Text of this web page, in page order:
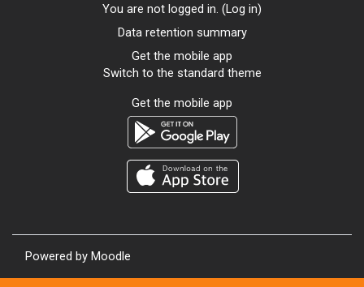
You are not logged in. (Log in)
Data retention summary
Get the mobile app
Switch to the standard theme
Get the mobile app
Powered by Moodle